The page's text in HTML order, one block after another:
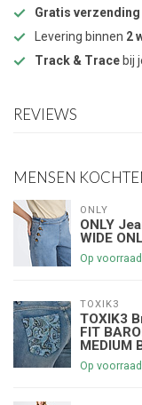
Gratis verzending
Levering binnen 2
Track & Trace bij
REVIEWS
MENSEN
ONLY
ONLY
WIDE
Op voorraad
TOXIK3
TOXIK3
FIT
MEDIUM
Op voorraad